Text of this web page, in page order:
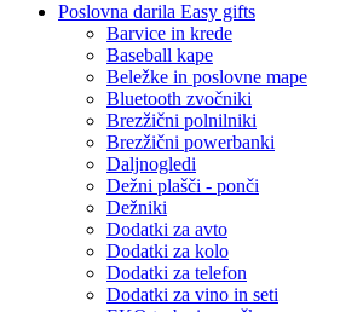
Poslovna darila Easy gifts
Barvice in krede
Baseball kape
Beležke in poslovne mape
Bluetooth zvočniki
Brezžični polnilniki
Brezžični powerbanki
Daljnogledi
Dežni plašči - ponči
Dežniki
Dodatki za avto
Dodatki za kolo
Dodatki za telefon
Dodatki za vino in seti